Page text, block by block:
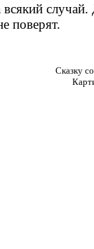
поверят.
Сказку